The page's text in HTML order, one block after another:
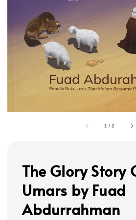
1 /2
The Glory Story
Umars by Fuad
Abdurrahman